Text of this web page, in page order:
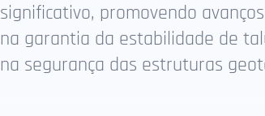
significativo, promovendo
na garantia da estabilidade de
na segurança das estruturas